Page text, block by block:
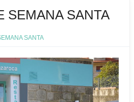
SEMANA SANTA
SANTA